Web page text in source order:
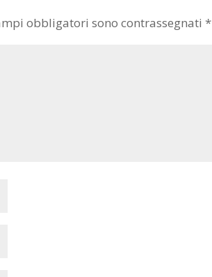
obbligatori sono contrassegnati *